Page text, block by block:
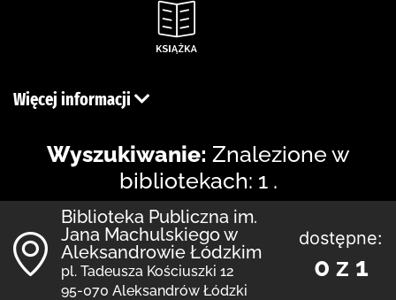
Więcej informacji
Wyszukiwanie: Znalezione w
bibliotekach: 1 .
Biblioteka Publiczna im.
Jana Machulskiego w
Aleksandrowie Łódzkim
pl. Tadeusza Kościuszki 12
95-070 Aleksandrów Łódzki
dostępne:
0 z 1